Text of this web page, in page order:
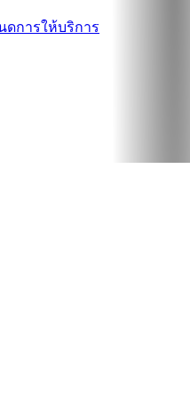
ดการให้บริการ